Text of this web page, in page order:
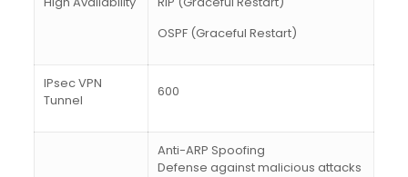
OSPF (Graceful Restart)
IPsec VPN
Tunnel
600
Anti-ARP Spoofing
Defense against malicious attacks